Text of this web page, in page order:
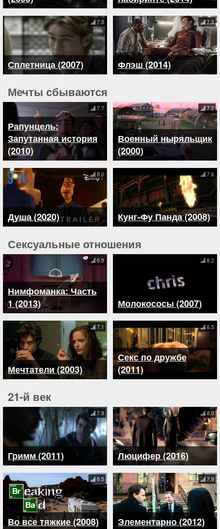
Сплетница (2007)
7.5
Флэш (2014)
7.5
Мечты сбываются
Рапунцель:
Запутанная история
(2010)
7.7
Военный ныряльщик
(2000)
7.2
Душа (2020)
8.0
Кунг-Фу Панда (2008)
7.6
Сексуальные отношения
Нимфоманка: Часть
1 (2013)
6.9
Молокососы (2007)
8.2
Мечтатели (2003)
7.1
Секс по дружбе
(2011)
6.5
21-й век
Гримм (2011)
7.9
Люцифер (2016)
8.0
Во все тяжкие (2008)
9.5
Элементарно (2012)
7.9